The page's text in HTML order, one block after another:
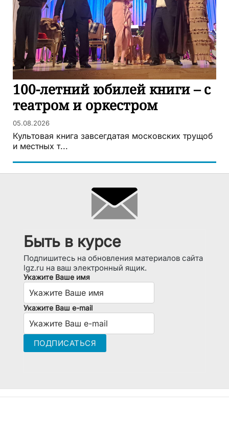
100-летний юбилей книги – с
театром и оркестром
05.08.2026
Культовая книга завсегдатая московских трущоб
и местных т...
Быть в курсе
Подпишитесь на обновления материалов сайта
lgz.ru на ваш электронный ящик.
Укажите Ваше имя
Укажите Ваш e-mail